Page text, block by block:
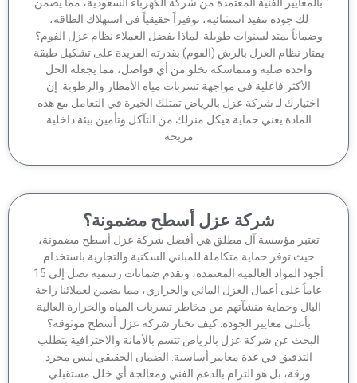
لك جودة تنفيذ استثنائية، توفيراً حقيقياً في استهلاك الطاقة،
يمتد لسنوات طويلة. لماذا يفضل العملاء نظام عزل الفوم؟
نظام العزل بالرش (الفوم) بقدرته الفريدة على تشكيل طبقة
واحدة صلبة ومتماسكة تخلو من أي فواصل، مما يجعله الحل
الأكثر فاعلية في مواجهة تسربات مياه الأمطار والرطوبة. إن
لـ شركة عزل بالرياض تمتلك الخبرة في التعامل مع هذه
المادة يعني حماية هيكل منزلك من التآكل وتأمين بيئة داخلية
شركة عزل أسطح مضمونة؟
مؤسسة آل مطلق هي أفضل شركة عزل أسطح مضمونة،
حيث توفر حماية متكاملة للمباني السكنية والتجارية باستخدام
أجود المواد العالمية المعتمدة، وتقدم ضمانات رسمية تصل إلى 15
على أعمال العزل المائي والحراري، مما يضمن لعملائنا راحة
وحماية منشآتهم من مخاطر تسربات المياه والحرارة العالية
بأعلى معايير الجودة. كيف تختار شركة عزل أسطح موثوقة؟
عن شركة عزل بالرياض تتسم بالأمانة والاحترافية يتطلب
التدقيق في عدة معايير أساسية. الضمان الحقيقي ليس مجرد
ورقة، بل هو التزام بالدعم الفني ومعالجة أي خلل مستقبلي.